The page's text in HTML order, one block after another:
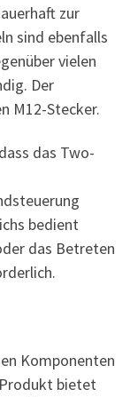
zur
sind ebenfalls
vielen
Der
M12-Stecker.
das Two-
bedient
das Betreten
Komponenten
bietet